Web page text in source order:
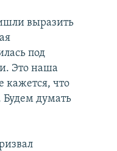
выразить
под
Это наша
кажется, что
Будем думать